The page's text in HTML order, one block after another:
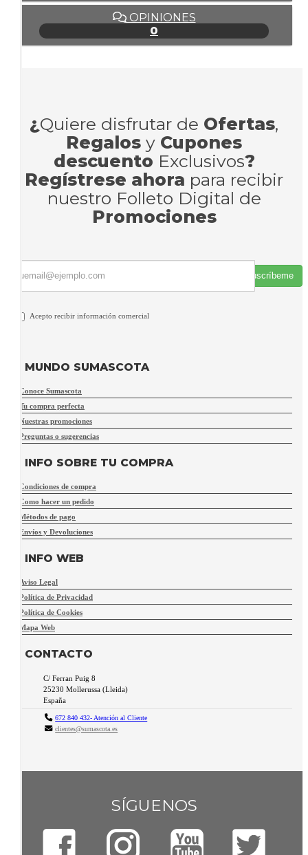
OPINIONES
0
¿Quiere disfrutar de Ofertas,
Regalos y Cupones
descuento Exclusivos?
Regístrese ahora para recibir
nuestro Folleto Digital de
Promociones
Suscríbeme
Acepto recibir información comercial
MUNDO SUMASCOTA
Conoce Sumascota
Tu compra perfecta
Nuestras promociones
Preguntas o sugerencias
INFO SOBRE TU COMPRA
Condiciones de compra
Como hacer un pedido
Métodos de pago
Envíos y Devoluciones
INFO WEB
Aviso Legal
Política de Privacidad
Política de Cookies
Mapa Web
CONTACTO
C/ Ferran Puig 8
25230 Mollerussa (Lleida)
España
672 840 432- Atención al Cliente
clientes@sumascota.es
SÍGUENOS